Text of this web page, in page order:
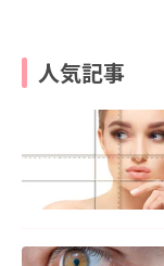
人気記事